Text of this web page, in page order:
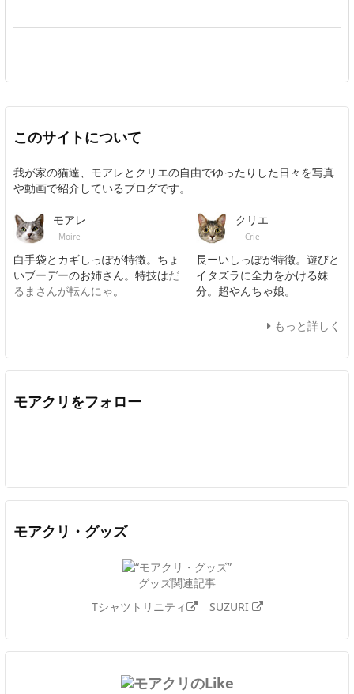
このサイトについて
我が家の猫達、モアレとクリエの自由でゆったりした日々を写真
や動画で紹介しているブログです。
モアレ
Moire
白手袋とカギしっぽが特徴。ちょ
いブーデーのお姉さん。特技はだ
るまさんが転んにゃ。
クリエ
Crie
長ーいしっぽが特徴。遊びと
イタズラに全力をかける妹
分。超やんちゃ娘。
もっと詳しく
モアクリをフォロー
モアクリ・グッズ
グッズ関連記事
Tシャツトリニティ
SUZURI